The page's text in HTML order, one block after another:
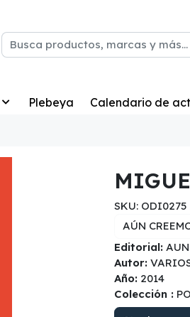
Plebeya Calendario de
SKU: ODI0275
AÚN
Editorial:
Autor:
Año: 2014
Colección :